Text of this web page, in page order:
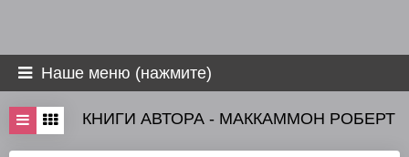
Наше меню (нажмите)
КНИГИ АВТОРА - МАККАММОН РОБЕРТ